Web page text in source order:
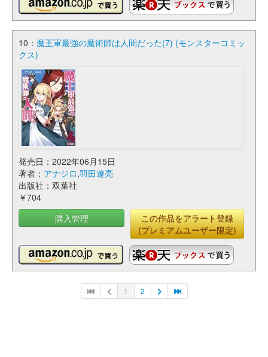
10： 魔王軍最強の魔術師は人間だった(7) (モンスターコミッ
クス)
発売日：2022年06月15日
著者： アナジロ,羽田遼亮
出版社：双葉社
￥704
購入管理
この作品をアラート登録
(プレミアムユーザー限定)
1 2